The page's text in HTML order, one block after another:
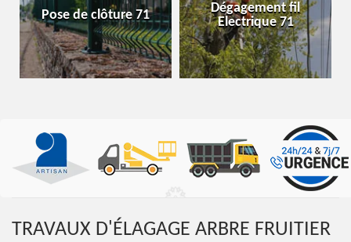
Pose de clôture 71
Dégagement fil
Electrique 71
TRAVAUX D'ÉLAGAGE ARBRE FRUITIER